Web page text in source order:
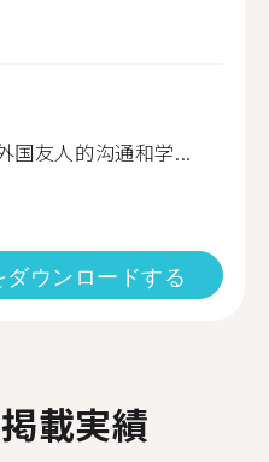
国友人的沟通和学...
ウンロードする
載実績